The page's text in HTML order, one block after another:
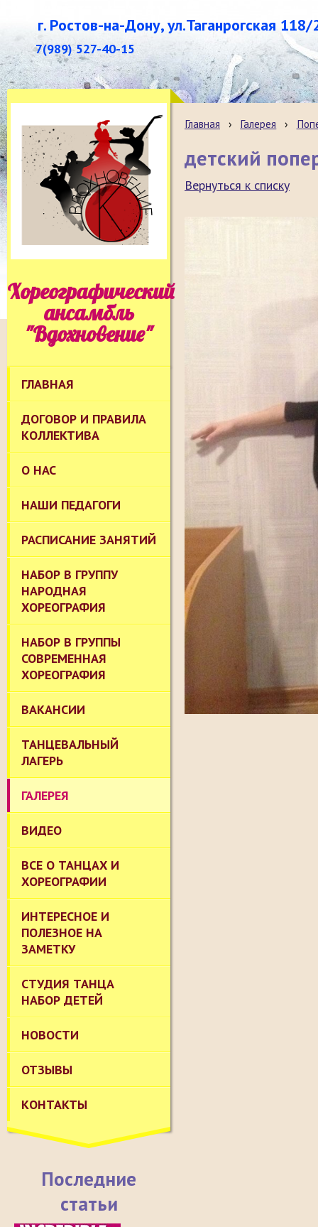
г. Ростов-на-Дону, ул.Таганрогская 118/
7(989) 527-40-15
Хореографический
ансамбль
"Вдохновение"
ГЛАВНАЯ
ДОГОВОР И ПРАВИЛА
КОЛЛЕКТИВА
О НАС
НАШИ ПЕДАГОГИ
РАСПИСАНИЕ ЗАНЯТИЙ
НАБОР В ГРУППУ
НАРОДНАЯ
ХОРЕОГРАФИЯ
НАБОР В ГРУППЫ
СОВРЕМЕННАЯ
ХОРЕОГРАФИЯ
ВАКАНСИИ
ТАНЦЕВАЛЬНЫЙ
ЛАГЕРЬ
ГАЛЕРЕЯ
ВИДЕО
ВСЕ О ТАНЦАХ И
ХОРЕОГРАФИИ
ИНТЕРЕСНОЕ И
ПОЛЕЗНОЕ НА
ЗАМЕТКУ
СТУДИЯ ТАНЦА
НАБОР ДЕТЕЙ
НОВОСТИ
ОТЗЫВЫ
КОНТАКТЫ
Последние
статьи
Главная › Галерея ›
детский
Вернуться к списку